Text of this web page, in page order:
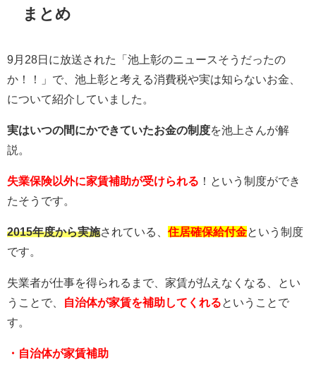
まとめ
9月28日に放送された「池上彰のニュースそうだったの
か！！」で、池上彰と考える消費税や実は知らないお金、
について紹介していました。
実はいつの間にかできていたお金の制度を池上さんが解
説。
失業保険以外に家賃補助が受けられる ！という制度ができ
たそうです。
2015年度から実施されている、 住居確保給付金という制度
です。
失業者が仕事を得られるまで、家賃が払えなくなる、とい
うことで、
自治体が家賃を補助してくれる ということで
す。
・自治体が家賃補助